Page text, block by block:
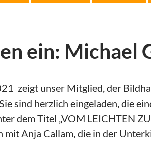
ein: Michael
zeigt unser Mitglied, der
sind herzlich eingeladen, die
dem Titel „VOM LEICHTEN
mit Anja Callam, die in der